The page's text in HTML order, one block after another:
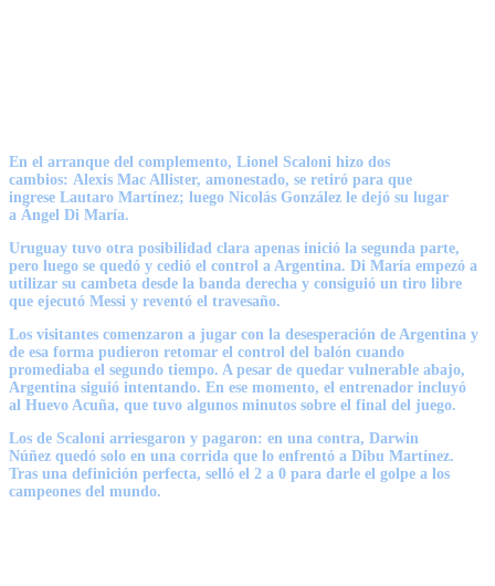
En el arranque del complemento, Lionel Scaloni hizo dos
cambios: Alexis Mac Allister, amonestado, se retiró para que
ingrese Lautaro Martínez; luego Nicolás González le dejó su lugar
a Ángel Di María.
Uruguay tuvo otra posibilidad clara apenas inició la segunda parte,
pero luego se quedó y cedió el control a Argentina. Di María empezó a
utilizar su cambeta desde la banda derecha y consiguió un tiro libre
que ejecutó Messi y reventó el travesaño.
Los visitantes comenzaron a jugar con la desesperación de Argentina y
de esa forma pudieron retomar el control del balón cuando
promediaba el segundo tiempo. A pesar de quedar vulnerable abajo,
Argentina siguió intentando. En ese momento, el entrenador incluyó
al Huevo Acuña, que tuvo algunos minutos sobre el final del juego.
Los de Scaloni arriesgaron y pagaron: en una contra, Darwin
Núñez quedó solo en una corrida que lo enfrentó a Dibu Martínez.
Tras una definición perfecta, selló el 2 a 0 para darle el golpe a los
campeones del mundo.